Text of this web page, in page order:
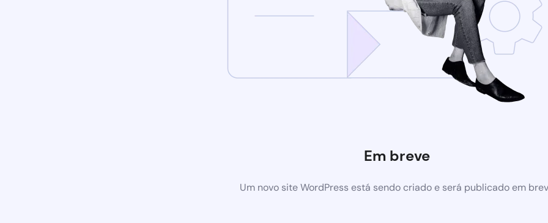
Em breve
Um novo site WordPress está sendo criado e será publicado em